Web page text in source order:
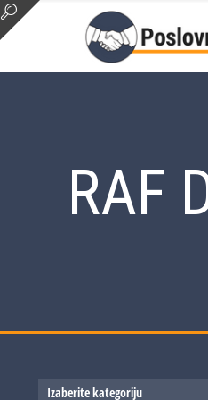
RAF
Izaberite kategoriju